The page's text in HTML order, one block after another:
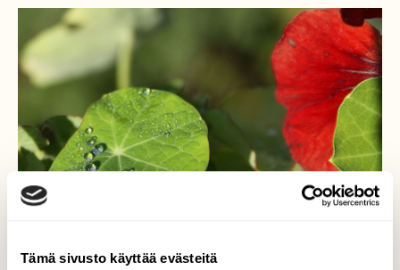
Tämä sivusto käyttää evästeitä